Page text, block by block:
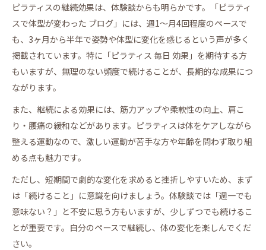
ピラティスの継続効果は、体験談からも明らかです。「ピラティ
スで体型が変わった ブログ」には、週1～月4回程度のペースで
も、3ヶ月から半年で姿勢や体型に変化を感じるという声が多く
掲載されています。特に「ピラティス 毎日 効果」を期待する方
もいますが、無理のない頻度で続けることが、長期的な成果につ
ながります。
また、継続による効果には、筋力アップや柔軟性の向上、肩こ
り・腰痛の緩和などがあります。ピラティスは体をケアしながら
整える運動なので、激しい運動が苦手な方や年齢を問わず取り組
める点も魅力です。
ただし、短期間で劇的な変化を求めると挫折しやすいため、まず
は「続けること」に意識を向けましょう。体験談では「週一でも
意味ない？」と不安に思う方もいますが、少しずつでも続けるこ
とが重要です。自分のペースで継続し、体の変化を楽しんでくだ
さい。